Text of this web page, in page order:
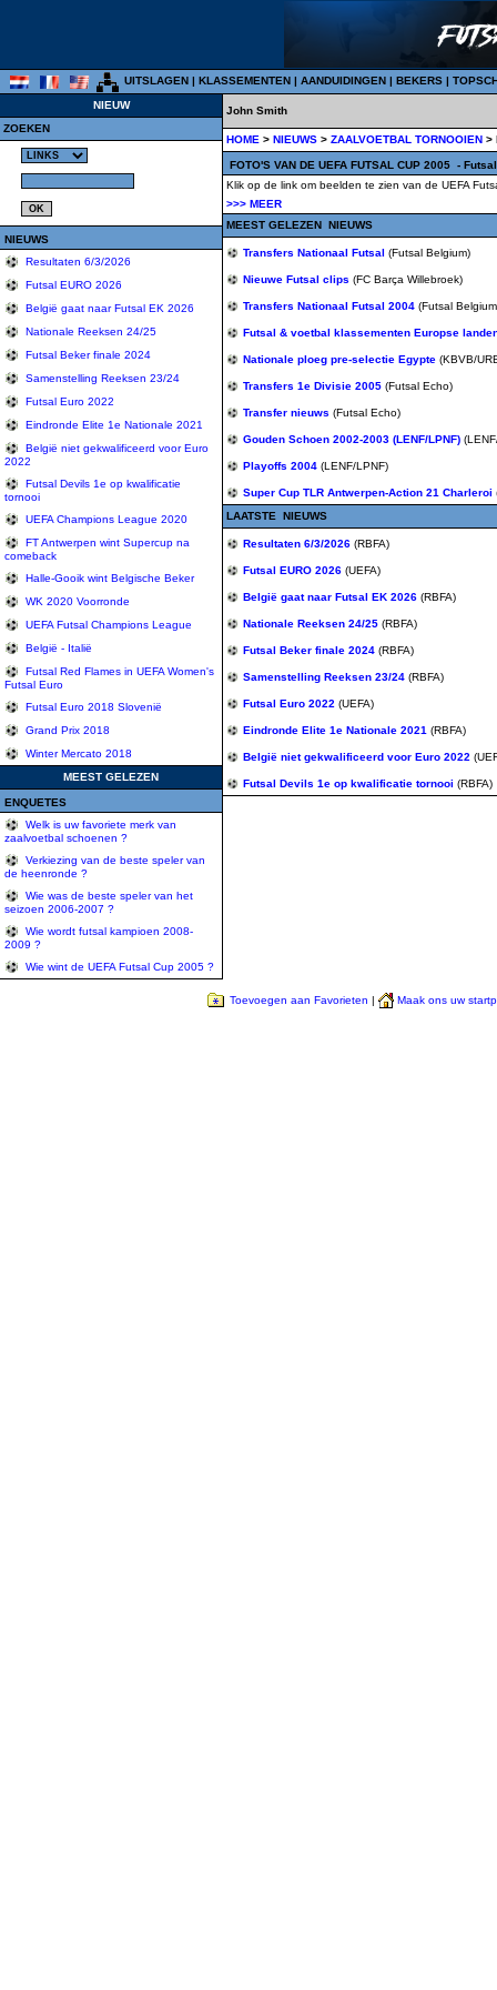
UITSLAGEN | KLASSEMENTEN | AANDUIDINGEN | BEKERS |
NIEUW
ZOEKEN
NIEUWS
Resultaten 6/3/2026
Futsal EURO 2026
België gaat naar Futsal EK 2026
Nationale Reeksen 24/25
Futsal Beker finale 2024
Samenstelling Reeksen 23/24
Futsal Euro 2022
Eindronde Elite 1e Nationale 2021
België niet gekwalificeerd voor Euro
2022
Futsal Devils 1e op kwalificatie
tornooi
UEFA Champions League 2020
FT Antwerpen wint Supercup na
comeback
Halle-Gooik wint Belgische Beker
WK 2020 Voorronde
UEFA Futsal Champions League
België - Italië
Futsal Red Flames in UEFA Women's
Futsal Euro
Futsal Euro 2018 Slovenië
Grand Prix 2018
Winter Mercato 2018
MEEST GELEZEN
ENQUETES
Welk is uw favoriete merk van
zaalvoetbal schoenen ?
Verkiezing van de beste speler van
de heenronde ?
Wie was de beste speler van het
seizoen 2006-2007 ?
Wie wordt futsal kampioen 2008-
2009 ?
Wie wint de UEFA Futsal Cup 2005 ?
John Smith
HOME > NIEUWS > ZAALVOETBAL TORNOOIEN >
FOTO'S VAN DE UEFA FUTSAL CUP 2005 -
Klik op de link om beelden te zien van de UEFA
>>> MEER
MEEST GELEZEN NIEUWS
Transfers Nationaal Futsal (Futsal Belgium)
Nieuwe Futsal clips (FC Barça Willebroek)
Transfers Nationaal Futsal 2004 (Futsal
Futsal & voetbal klassementen Europse
Nationale ploeg pre-selectie Egypte (KBVB/
Transfers 1e Divisie 2005 (Futsal Echo)
Transfer nieuws (Futsal Echo)
Gouden Schoen 2002-2003 (LENF/LPNF)
Playoffs 2004 (LENF/LPNF)
Super Cup TLR Antwerpen-Action 21 Charleroi
LAATSTE NIEUWS
Resultaten 6/3/2026 (RBFA)
Futsal EURO 2026 (UEFA)
België gaat naar Futsal EK 2026 (RBFA)
Nationale Reeksen 24/25 (RBFA)
Futsal Beker finale 2024 (RBFA)
Samenstelling Reeksen 23/24 (RBFA)
Futsal Euro 2022 (UEFA)
Eindronde Elite 1e Nationale 2021 (RBFA)
België niet gekwalificeerd voor Euro 2022
Futsal Devils 1e op kwalificatie tornooi (RBFA)
Toevoegen aan Favorieten | Maak ons uw